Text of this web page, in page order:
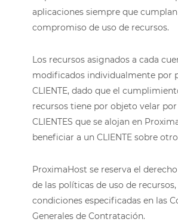
aplicaciones siempre que
compromiso de uso de recursos.
Los recursos asignados a cada
modificados individualmente por
CLIENTE, dado que el
recursos tiene por objeto velar
CLIENTES que se alojan en
beneficiar a un CLIENTE sobre
ProximaHost se reserva el
de las políticas de uso de
condiciones especificadas en las
Generales de Contratación.